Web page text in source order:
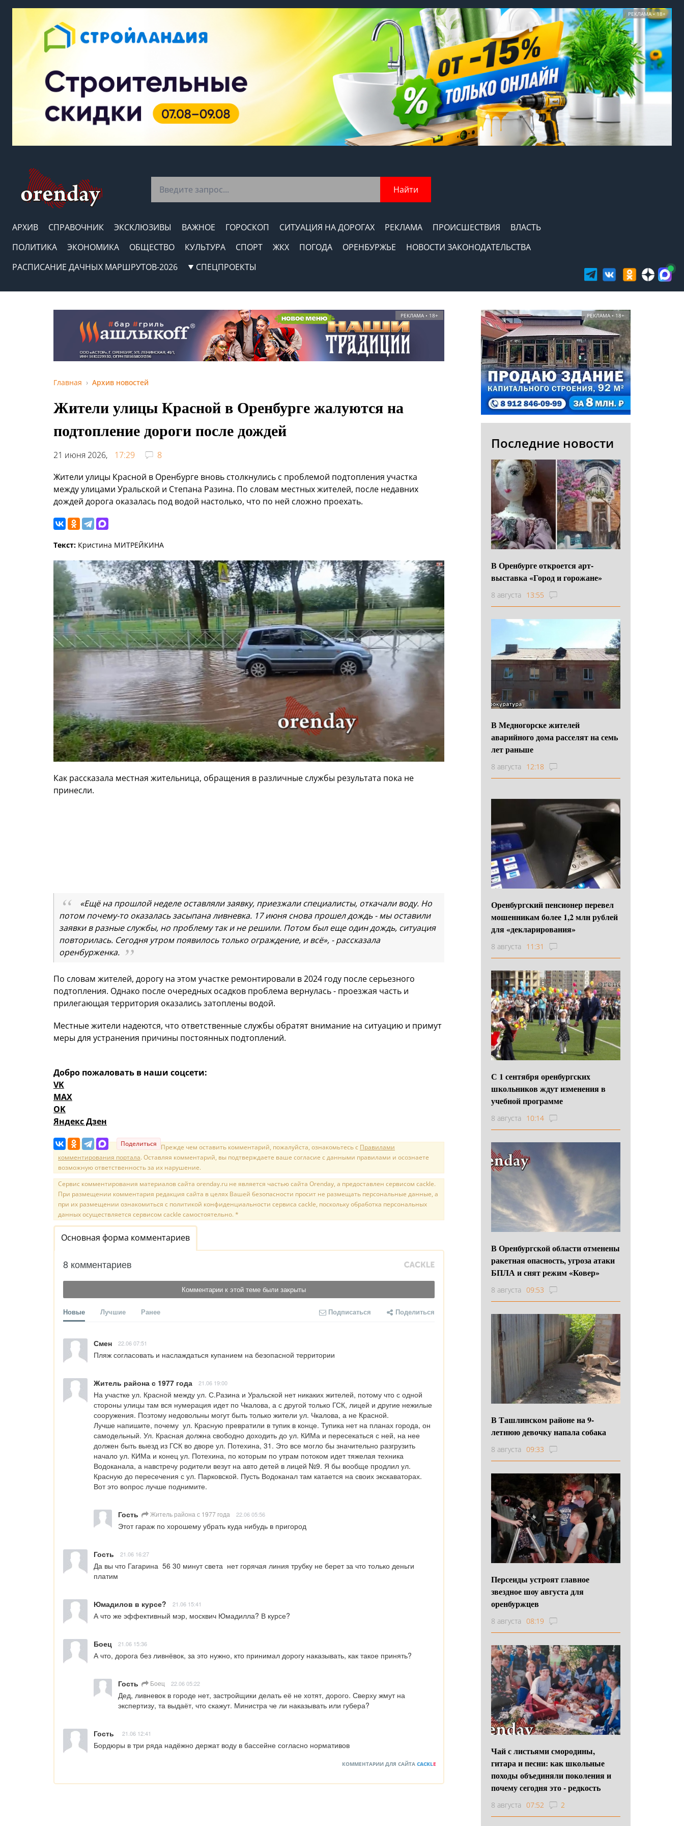
РЕКЛАМА • 18+
Найти
АРХИВ СПРАВОЧНИК ЭКСКЛЮЗИВЫ ВАЖНОЕ ГОРОСКОП СИТУАЦИЯ НА ДОРОГАХ РЕКЛАМА ПРОИСШЕСТВИЯ
ВЛАСТЬ
ПОЛИТИКА
ЭКОНОМИКА ОБЩЕСТВО КУЛЬТУРА СПОРТ ЖКХ ПОГОДА ОРЕНБУРЖЬЕ
НОВОСТИ ЗАКОНОДАТЕЛЬСТВА
РАСПИСАНИЕ ДАЧНЫХ МАРШРУТОВ-2026
СПЕЦПРОЕКТЫ
РЕКЛАМА • 18+
Главная Архив новостей
Жители улицы Красной в Оренбурге жалуются на
подтопление дороги после дождей
21 июня 2026, 17:29
8
Жители улицы Красной в Оренбурге вновь столкнулись с проблемой подтопления участка
между улицами Уральской и Степана Разина. По словам местных жителей, после недавних
дождей дорога оказалась под водой настолько, что по ней сложно проехать.
Текст: Кристина МИТРЕЙКИНА
Как рассказала местная жительница, обращения в различные службы результата пока не
принесли.
«Ещё на прошлой неделе оставляли заявку, приезжали специалисты, откачали воду. Но
потом почему-то оказалась засыпана ливневка. 17 июня снова прошел дождь - мы оставили
заявки в разные службы, но проблему так и не решили. Потом был еще один дождь, ситуация
повторилась. Сегодня утром появилось только ограждение, и всё», - рассказала
оренбурженка.
По словам жителей, дорогу на этом участке ремонтировали в 2024 году после серьезного
подтопления. Однако после очередных осадков проблема вернулась - проезжая часть и
прилегающая территория оказались затоплены водой.
Местные жители надеются, что ответственные службы обратят внимание на ситуацию и примут
меры для устранения причины постоянных подтоплений.
Добро пожаловать в наши соцсети:
VK
MAX
OK
Яндекс Дзен
Поделиться Прежде чем оставить комментарий, пожалуйста, ознакомьтесь с Правилами
комментирования портала. Оставляя комментарий, вы подтверждаете ваше согласие с данными правилами и осознаете
возможную ответственность за их нарушение.
Сервис комментирования материалов сайта orenday.ru не является частью сайта Orenday, а предоставлен сервисом cackle.
При размещении комментария редакция сайта в целях Вашей безопасности просит не размещать персональные данные, а
при их размещении ознакомиться с политикой конфиденциальности сервиса cackle, поскольку обработка персональных
данных осуществляется сервисом cackle самостоятельно. *
Основная форма комментариев
8 комментариев
Комментарии к этой теме были закрыты
Новые Лучшие Ранее Подписаться Поделиться
Смен 22.06 07:51
Пляж согласовать и наслаждаться купанием на безопасной территории
Житель района с 1977 года 21.06 19:00
На участке ул. Красной между ул. С.Разина и Уральской нет никаких жителей, потому что с одной
стороны улицы там вся нумерация идет по Чкалова, а с другой только ГСК, лицей и другие нежилые
сооружения. Поэтому недовольны могут быть только жители ул. Чкалова, а не Красной.
Лучше напишите, почему  ул. Красную превратили в тупик в конце. Тупика нет на планах города, он
самодельный. Ул. Красная должна свободно доходить до ул. КИМа и пересекаться с ней, на нее
должен быть выезд из ГСК во дворе ул. Потехина, 31. Это все могло бы значительно разгрузить
начало ул. КИМа и конец ул. Потехина, по которым по утрам потоком идет тяжелая техника
Водоканала, а навстречу родители везут на авто детей в лицей №9. Я бы вообще продлил ул.
Красную до пересечения с ул. Парковской. Пусть Водоканал там катается на своих экскаваторах.
Вот это вопрос лучше поднимите.
Гость Житель района с 1977 года 22.06 05:56
Этот гараж по хорошему убрать куда нибудь в пригород
Гость 21.06 16:27
Да вы что Гагарина  56 30 минут света  нет горячая линия трубку не берет за что только деньги
платим
Юмадилов в курсе? 21.06 15:41
А что же эффективный мэр, москвич Юмадилла? В курсе?
Боец 21.06 15:36
А что, дорога без ливнёвок, за это нужно, кто принимал дорогу наказывать, как такое принять?
Гость Боец 22.06 05:22
Дед, ливневок в городе нет, застройщики делать её не хотят, дорого. Сверху жмут на
экспертизу, та выдаёт, что скажут. Министра че ли наказывать или губера?
Гость 21.06 12:41
Бордюры в три ряда надёжно держат воду в бассейне согласно нормативов
КОММЕНТАРИИ ДЛЯ САЙТА CACKLE
РЕКЛАМА • 18+
Последние новости
В Оренбурге откроется арт-
выставка «Город и горожане»
8 августа 13:55
В Медногорске жителей
аварийного дома расселят на семь
лет раньше
8 августа 12:18
Оренбургский пенсионер перевел
мошенникам более 1,2 млн рублей
для «декларирования»
8 августа 11:31
С 1 сентября оренбургских
школьников ждут изменения в
учебной программе
8 августа 10:14
В Оренбургской области отменены
ракетная опасность, угроза атаки
БПЛА и снят режим «Ковер»
8 августа 09:53
В Ташлинском районе на 9-
летнюю девочку напала собака
8 августа 09:33
Персеиды устроят главное
звездное шоу августа для
оренбуржцев
8 августа 08:19
Чай с листьями смородины,
гитара и песни: как школьные
походы объединяли поколения и
почему сегодня это - редкость
8 августа 07:52 2